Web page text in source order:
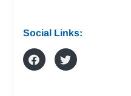
Social Links: